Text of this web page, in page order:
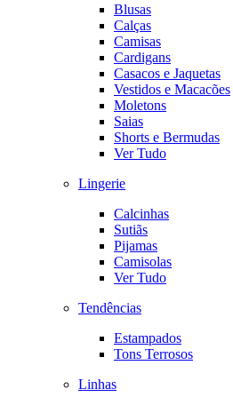
Blusas
Calças
Camisas
Cardigans
Casacos e Jaquetas
Vestidos e Macacões
Moletons
Saias
Shorts e Bermudas
Ver Tudo
Lingerie
Calcinhas
Sutiãs
Pijamas
Camisolas
Ver Tudo
Tendências
Estampados
Tons Terrosos
Linhas